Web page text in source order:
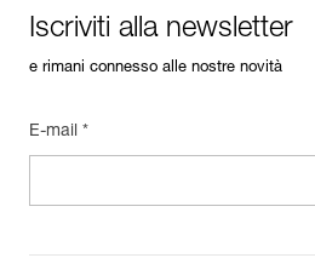
Iscriviti alla newsletter
e rimani connesso alle nostre novità
E-mail *